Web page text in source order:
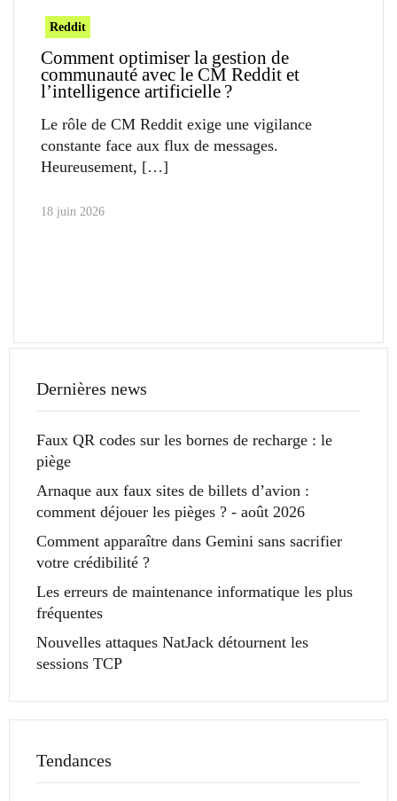
Reddit
Comment optimiser la gestion de
communauté avec le CM Reddit et
l’intelligence artificielle ?
Le rôle de CM Reddit exige une vigilance
constante face aux flux de messages.
Heureusement,
18 juin 2026
Dernières news
Faux QR codes sur les bornes de recharge : le
piège
Arnaque aux faux sites de billets d’avion :
comment déjouer les pièges ? - août 2026
Comment apparaître dans Gemini sans sacrifier
votre crédibilité ?
Les erreurs de maintenance informatique les plus
fréquentes
Nouvelles attaques NatJack détournent les
sessions TCP
Tendances